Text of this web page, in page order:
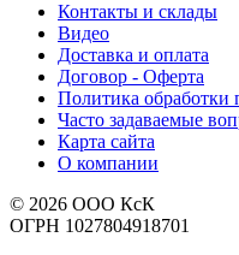
Контакты и склады
Видео
Доставка и оплата
Договор - Оферта
Политика обработки
Часто задаваемые
Карта сайта
О компании
© 2026 ООО КсК
ОГРН 1027804918701